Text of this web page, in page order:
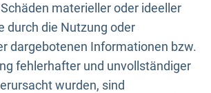
materieller oder ideeller
durch die Nutzung oder
dargebotenen Informationen bzw.
fehlerhafter und unvollständiger
wurden, sind